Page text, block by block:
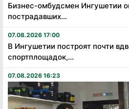
Бизнес-омбудсмен Ингушетии
пострадавших...
07.08.2026 17:00
В Ингушетии построят почти
спортплощадок,...
07.08.2026 16:23